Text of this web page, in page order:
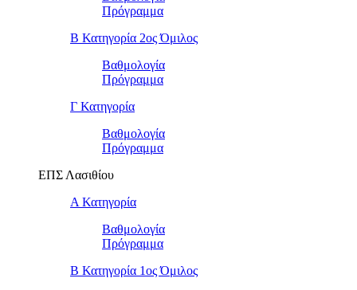
Πρόγραμμα
Β Κατηγορία 2ος Όμιλος
Βαθμολογία
Πρόγραμμα
Γ Κατηγορία
Βαθμολογία
Πρόγραμμα
ΕΠΣ Λασιθίου
Α Κατηγορία
Βαθμολογία
Πρόγραμμα
Β Κατηγορία 1ος Όμιλος